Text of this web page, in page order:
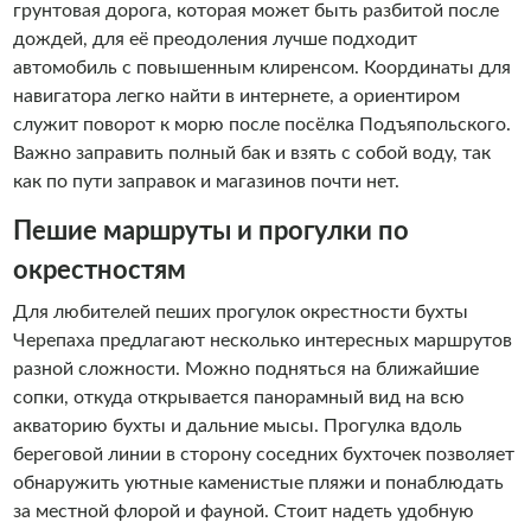
грунтовая дорога, которая может быть разбитой после
дождей, для её преодоления лучше подходит
автомобиль с повышенным клиренсом. Координаты для
навигатора легко найти в интернете, а ориентиром
служит поворот к морю после посёлка Подъяпольского.
Важно заправить полный бак и взять с собой воду, так
как по пути заправок и магазинов почти нет.
Пешие маршруты и прогулки по
окрестностям
Для любителей пеших прогулок окрестности бухты
Черепаха предлагают несколько интересных маршрутов
разной сложности. Можно подняться на ближайшие
сопки, откуда открывается панорамный вид на всю
акваторию бухты и дальние мысы. Прогулка вдоль
береговой линии в сторону соседних бухточек позволяет
обнаружить уютные каменистые пляжи и понаблюдать
за местной флорой и фауной. Стоит надеть удобную